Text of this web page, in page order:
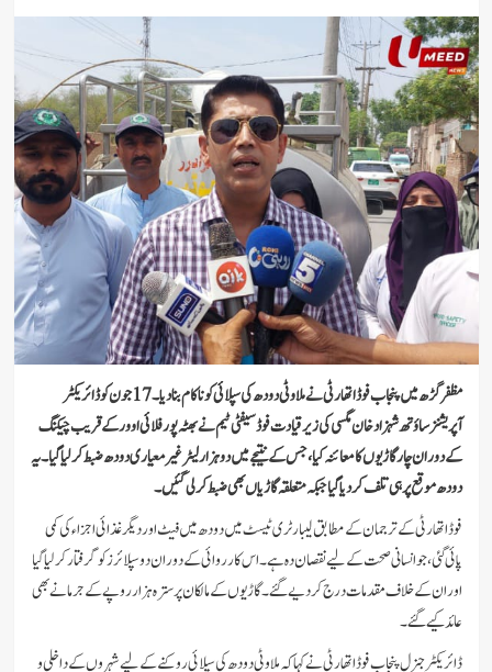
مظفرگڑھ میں پنجاب فوڈ اتھارٹی نے ملاوٹی دودھ کی سپلائی کو ناکام بنا دیا۔ 17 جون کو ڈائریکٹر
آپریشنز ساؤتھ شہزاد خان مگسی کی زیرقیادت فوڈ سیفٹی ٹیم نے بھٹہ پور فلائی اوور کے قریب چیکنگ
کے دوران چار گاڑیوں کا معائنہ کیا، جس کے نتیجے میں دو ہزار لیٹر غیر معیاری دودھ ضبط کر لیا گیا۔ یہ
دودھ موقع پر ہی تلف کر دیا گیا جبکہ متعلقہ گاڑیاں بھی ضبط کر لی گئیں۔
فوڈ اتھارٹی کے ترجمان کے مطابق لیبارٹری ٹیسٹ میں دودھ میں فیٹ اور دیگر غذائی اجزاء کی کمی
پائی گئی، جو انسانی صحت کے لیے نقصان دہ ہے۔ اس کارروائی کے دوران دو سپلائرز کو گرفتار کر لیا گیا
اور ان کے خلاف مقدمات درج کر دیے گئے۔ گاڑیوں کے مالکان پر سترہ ہزار روپے کے جرمانے بھی
عائد کیے گئے۔
ڈائریکٹر جنرل پنجاب فوڈ اتھارٹی نے کہا کہ ملاوٹی دودھ کی سپلائی روکنے کے لیے شہروں کے داخلی و